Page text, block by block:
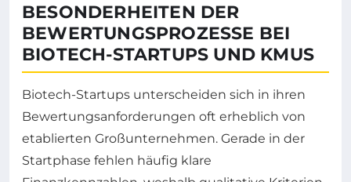
BESONDERHEITEN DER
BEWERTUNGSPROZESSE BEI
BIOTECH-STARTUPS UND KMUS
Biotech-Startups unterscheiden sich in ihren
Bewertungsanforderungen oft erheblich von
etablierten Großunternehmen. Gerade in der
Startphase fehlen häufig klare